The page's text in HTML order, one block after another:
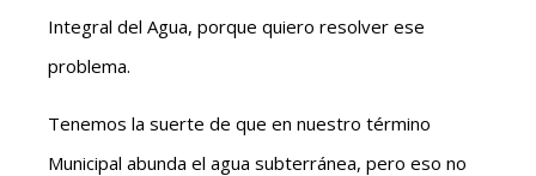
Integral del Agua, porque quiero resolver ese
problema.
Tenemos la suerte de que en nuestro término
Municipal abunda el agua subterránea, pero eso no